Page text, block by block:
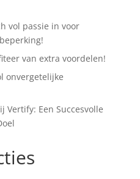
vol passie in voor
van extra voordelen!
onvergetelijke
Vertify: Een Succesvolle